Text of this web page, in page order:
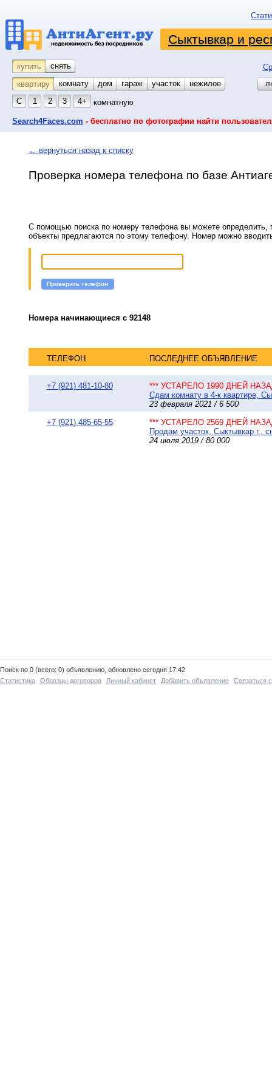
Сыктывкар и
купить снять
квартиру
комнату койко-место
дом гараж участок
нежилое
С
1 2 3 4+ комнатную
Search4Faces.com - бесплатно по фотографии найти
← вернуться назад к списку
Проверка номера телефона по базе
С помощью поиска по номеру телефона вы можете определить,
объекты предлагаются по этому телефону. Номер можно
Проверить телефон
Номера начинающиеся с 92148
ТЕЛЕФОН ПОСЛЕДНЕЕ ОБЪЯВЛЕНИЕ
+7 (921) 481-10-80
*** УСТАРЕЛО 1990 ДНЕЙ
Сдам комнату в 4-к квартире,
23 февраля 2021 / 6 500
+7 (921) 485-65-55
*** УСТАРЕЛО 2569 ДНЕЙ
Продам участок, Сыктывкар г.,
24 июля 2019 / 80 000
Поиск по 0 (всего: 0) объявлению, обновлено сегодня 17:42
Статистика
Образцы договоров Личный кабинет Добавить объявление Связаться